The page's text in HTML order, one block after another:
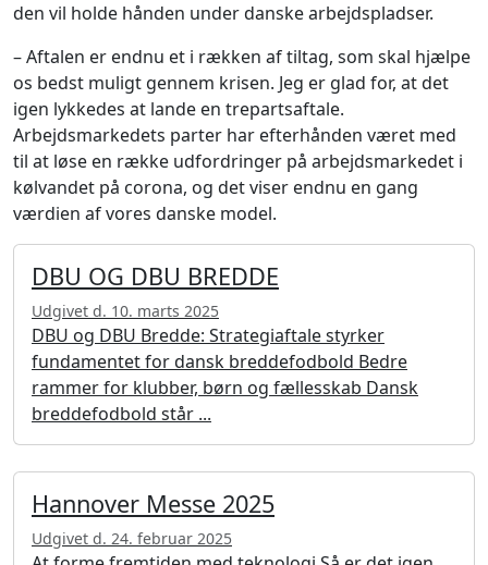
den vil holde hånden under danske arbejdspladser.
– Aftalen er endnu et i rækken af tiltag, som skal hjælpe
os bedst muligt gennem krisen. Jeg er glad for, at det
igen lykkedes at lande en trepartsaftale.
Arbejdsmarkedets parter har efterhånden været med
til at løse en række udfordringer på arbejdsmarkedet i
kølvandet på corona, og det viser endnu en gang
værdien af vores danske model.
DBU OG DBU BREDDE
Udgivet d. 10. marts 2025
DBU og DBU Bredde: Strategiaftale styrker
fundamentet for dansk breddefodbold Bedre
rammer for klubber, børn og fællesskab Dansk
breddefodbold står ...
Hannover Messe 2025
Udgivet d. 24. februar 2025